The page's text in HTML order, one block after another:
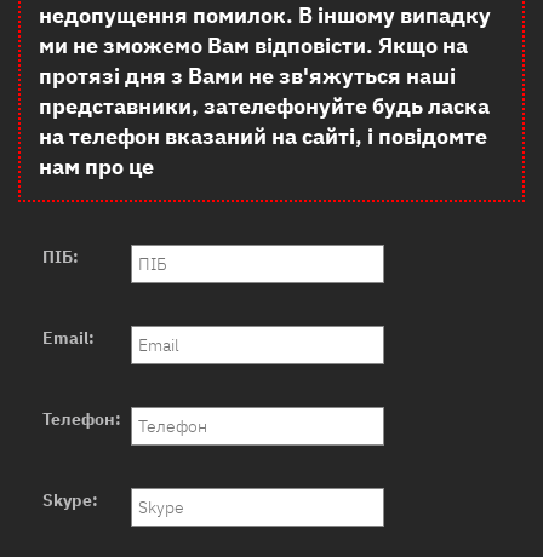
недопущення помилок. В іншому випадку
ми не зможемо Вам відповісти. Якщо на
протязі дня з Вами не зв'яжуться наші
представники, зателефонуйте будь ласка
на телефон вказаний на сайті, і повідомте
нам про це
ПІБ:
Email:
Телефон:
Skype: